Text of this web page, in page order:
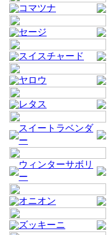
コマツナ
セージ
スイスチャード
ヤロウ
レタス
スイートラベンダ
ー
ウィンターサボリ
ー
オニオン
ズッキーニ